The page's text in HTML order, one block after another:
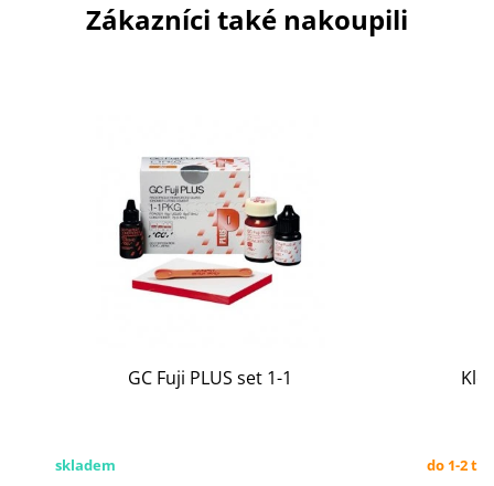
Zákazníci také nakoupili
GC Fuji PLUS set 1-1
skladem do 1-2